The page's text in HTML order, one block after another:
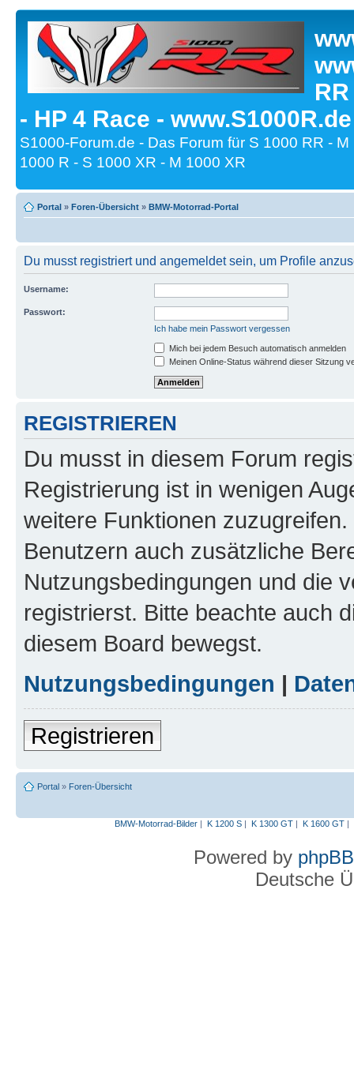
- HP 4 Race -
S1000-Forum.de - Das Forum für S 1000 RR -
1000 R - S 1000 XR - M 1000 XR
Portal » Foren-Übersicht » BMW-Motorrad-Portal
Du musst registriert und angemeldet sein, um Profile
Username:
Passwort:
Ich habe mein Passwort vergessen
Mich bei jedem Besuch automatisch anmelden
Meinen Online-Status während dieser Sitzung
REGISTRIEREN
Du musst in diesem Forum
Registrierung ist in wenigen
weitere Funktionen
Benutzern auch zusätzliche
Nutzungsbedingungen und die
registrierst. Bitte beachte auch
diesem Board bewegst.
Nutzungsbedingungen |
Registrieren
Portal » Foren-Übersicht
BMW-Motorrad-Bilder| K 1200 S| K 1300 GT| K 1600 GT|
Powered by phpBB
Deutsche